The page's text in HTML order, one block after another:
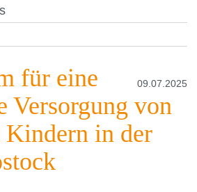
09.07.2025
für eine
Versorgung von
Kindern in der